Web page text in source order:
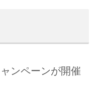
ンペーンが開催